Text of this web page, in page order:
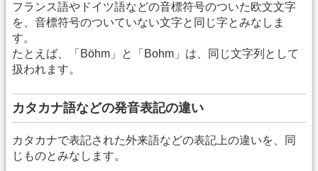
フランス語やドイツ語などの音標符号のついた欧文文字
を、音標符号のついていない文字と同じ字とみなしま
す。
たとえば、「Böhm」と「Bohm」は、同じ文字列として
扱われます。
カタカナ語などの発音表記の違い
カタカナで表記された外来語などの表記上の違いを、同
じものとみなします。